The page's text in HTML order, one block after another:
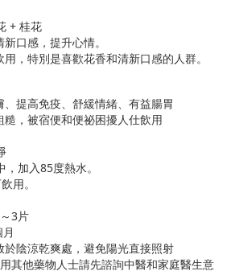
+ 桂花
口感，提升心情。
，特別是喜歡花香和清新口感的人群。
、提高免疫、舒緩情緒、有益腸胃
糙，被宿便和便祕困擾人仕飲用
加入85度熱水。
用。
3片
於陰涼乾爽處，避免陽光直接照射
其他藥物人士請先諮詢中醫和家庭醫生意